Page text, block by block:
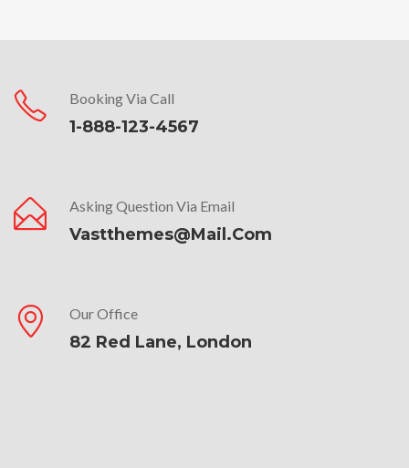
Booking Via Call
1-888-123-4567
Asking Question Via Email
Vastthemes@mail.com
Our Office
82 Red Lane, London